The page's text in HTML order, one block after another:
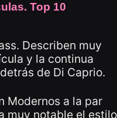
Top 10
. Describen muy
y la continua
de Di Caprio.
Modernos a la par
muy notable el estilo